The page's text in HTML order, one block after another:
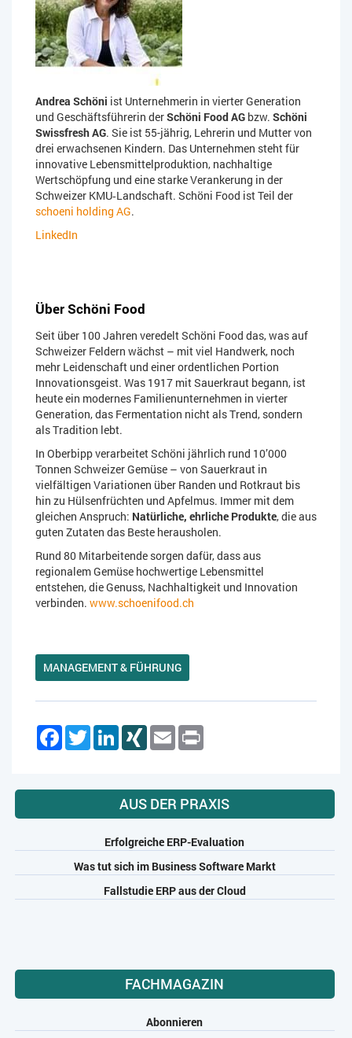
Andrea Schöni ist Unternehmerin in vierter Generation
und Geschäftsführerin derSchöni Food AG bzw. Schöni
Swissfresh AG. Sie ist 55-jährig, Lehrerin und Mutter von
drei erwachsenen Kindern. Das Unternehmen steht für
innovative Lebensmittelproduktion, nachhaltige
Wertschöpfung und eine starke Verankerung in der
Schweizer KMU‑Landschaft. Schöni Food ist Teil der
schoeni holding AG.
LinkedIn
Über Schöni Food
Seit über 100 Jahren veredelt Schöni Food das, was auf
Schweizer Feldern wächst – mit viel Handwerk, noch
mehr Leidenschaft und einer ordentlichen Portion
Innovationsgeist. Was 1917 mit Sauerkraut begann, ist
heute ein modernes Familienunternehmen in vierter
Generation, das Fermentation nicht als Trend, sondern
als Tradition lebt.
In Oberbipp verarbeitet Schöni jährlich rund 10’000
Tonnen Schweizer Gemüse – von Sauerkraut in
vielfältigen Variationen über Randen und Rotkraut bis
hin zu Hülsenfrüchten und Apfelmus. Immer mit dem
gleichen Anspruch: Natürliche, ehrliche Produkte, die aus
guten Zutaten das Beste herausholen.
Rund 80 Mitarbeitende sorgen dafür, dass aus
regionalem Gemüse hochwertige Lebensmittel
entstehen, die Genuss, Nachhaltigkeit und Innovation
verbinden. www.schoenifood.ch
MANAGEMENT & FÜHRUNG
Facebook
TwitterLinkedInXING Email
AUS DER PRAXIS
Erfolgreiche ERP-Evaluation
Was tut sich im Business Software Markt
Fallstudie ERP aus der Cloud
FACHMAGAZIN
Abonnieren